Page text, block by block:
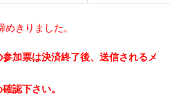
めきりました。
加票は決済終了後、送信されるメ
認下さい。